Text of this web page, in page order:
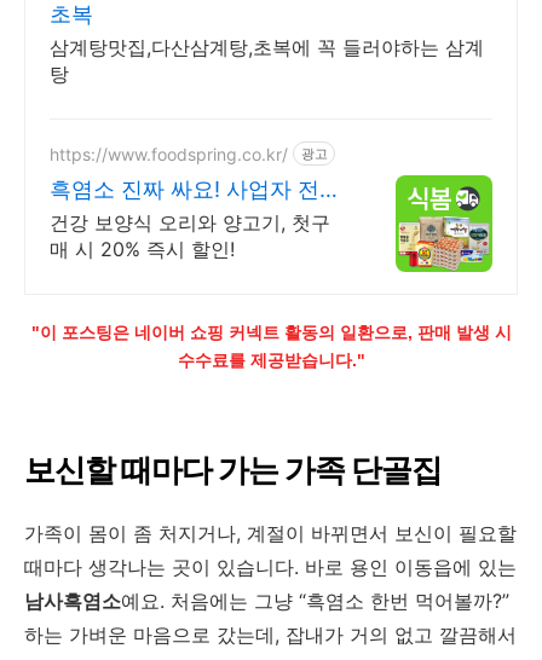
초복
삼계탕맛집,다산삼계탕,초복에 꼭 들러야하는 삼계
탕
https://www.foodspring.co.kr/ 광고
흑염소 진짜 싸요! 사업자 전용
특가
건강 보양식 오리와 양고기, 첫구
매 시 20% 즉시 할인!
"이 포스팅은 네이버 쇼핑 커넥트 활동의 일환으로, 판매 발생 시
수수료를 제공받습니다."
보신할 때마다 가는 가족 단골집
가족이 몸이 좀 처지거나, 계절이 바뀌면서 보신이 필요할
때마다 생각나는 곳이 있습니다. 바로 용인 이동읍에 있는
남사흑염소예요. 처음에는 그냥 “흑염소 한번 먹어볼까?”
하는 가벼운 마음으로 갔는데, 잡내가 거의 없고 깔끔해서